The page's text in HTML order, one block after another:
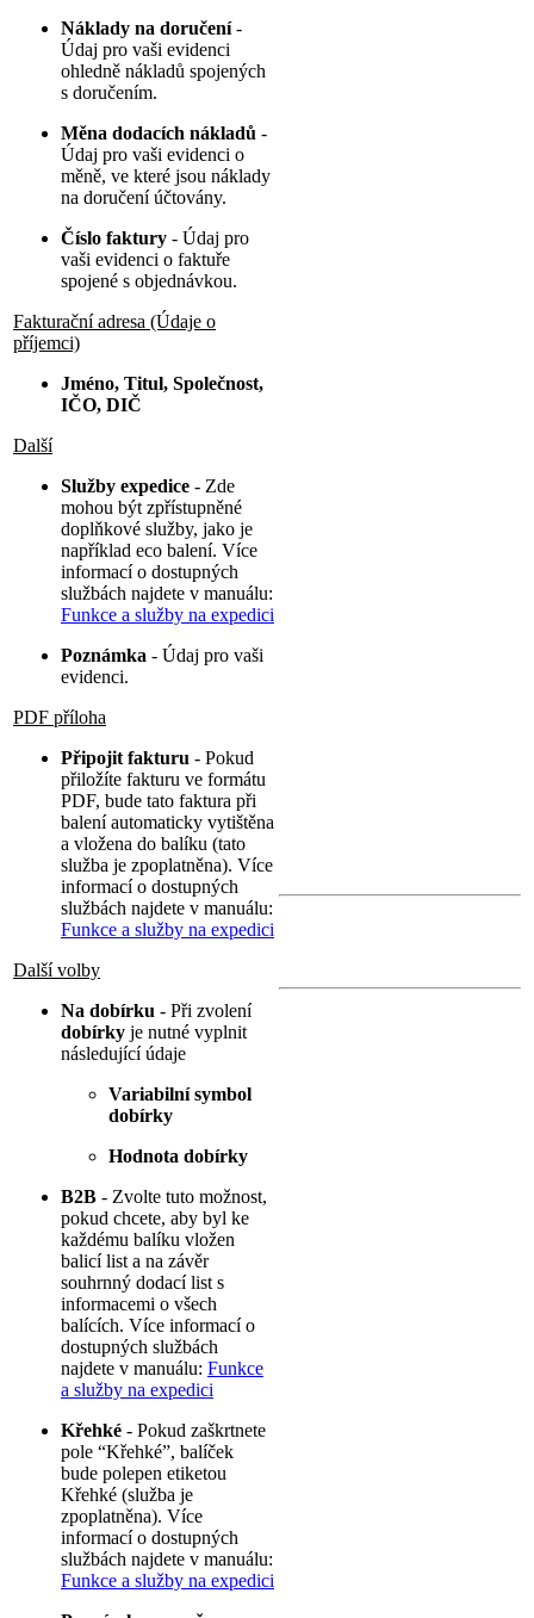
Náklady na doručení-
Údaj pro vaši evidenci
ohledně nákladů spojených
s doručením.
Měna dodacích nákladů -
Údaj pro vaši evidenci o
měně, ve které jsou náklady
na doručení účtovány.
Číslo faktury - Údaj pro
vaši evidenci o faktuře
spojené s objednávkou.
Fakturační adresa (Údaje o
příjemci)
Jméno, Titul, Společnost,
IČO, DIČ
Další
Služby expedice - Zde
mohou být zpřístupněné
doplňkové služby, jako je
například eco balení. Více
informací o dostupných
službách najdete v manuálu:
Funkce a služby na expedici
Poznámka - Údaj pro vaši
evidenci.
PDF příloha
Připojit fakturu - Pokud
přiložíte fakturu ve formátu
PDF, bude tato faktura při
balení automaticky vytištěna
a vložena do balíku (tato
služba je zpoplatněna). Více
informací o dostupných
službách najdete v manuálu:
Funkce a služby na expedici
Další volby
Na dobírku - Při zvolení
dobírky je nutné vyplnit
následující údaje
Variabilní symbol
dobírky
Hodnota dobírky
B2B - Zvolte tuto možnost,
pokud chcete, aby byl ke
každému balíku vložen
balicí list a na závěr
souhrnný dodací list s
informacemi o všech
balících. Více informací o
dostupných službách
najdete v manuálu: Funkce
a služby na expedici
Křehké - Pokud zaškrtnete
pole “Křehké”, balíček
bude polepen etiketou
Křehké (služba je
zpoplatněna). Více
informací o dostupných
službách najdete v manuálu:
Funkce a služby na expedici